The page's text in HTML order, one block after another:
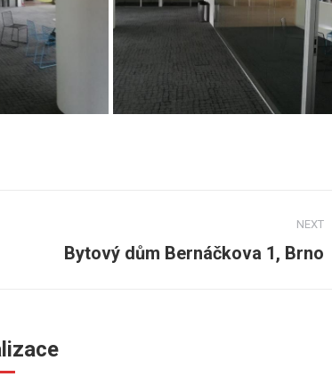
NEXT
Bytový dům Bernáčkova 1, Brno